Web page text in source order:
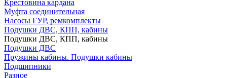
Крестовина кардана
Муфта соединительная
Насосы ГУР, ремкомплекты
Подушки ДВС, КПП, кабины
Подушки ДВС, КПП, кабины
Подушки ДВС
Пружины кабины. Подушки кабины
Подшипники
Разное